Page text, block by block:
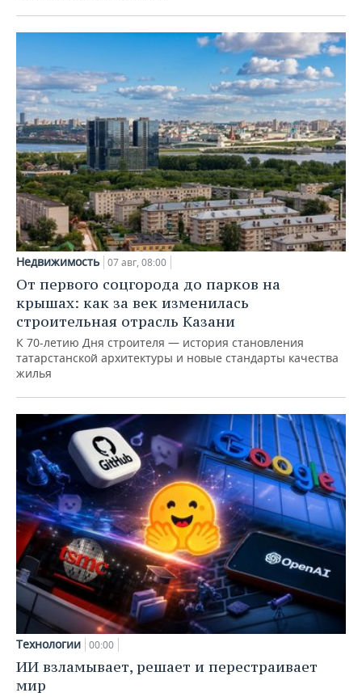
Недвижимость 07 авг, 08:00
От первого соцгорода до парков на
крышах: как за век изменилась
строительная отрасль Казани
К 70-летию Дня строителя — история становления
татарстанской архитектуры и новые стандарты качества
жилья
Технологии 00:00
ИИ взламывает, решает и перестраивает
мир